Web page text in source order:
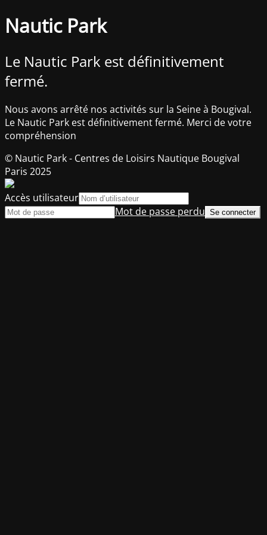
Nautic Park
Le Nautic Park est définitivement
fermé.
Nous avons arrêté nos activités sur la Seine à Bougival.
Le Nautic Park est définitivement fermé. Merci de votre
compréhension
© Nautic Park - Centres de Loisirs Nautique Bougival
Paris 2025
Accès utilisateur
Mot de passe perdu